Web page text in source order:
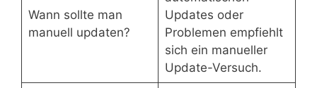
Wann sollte man
manuell updaten?
Updates oder
Problemen empfiehlt
sich ein manueller
Update-Versuch.